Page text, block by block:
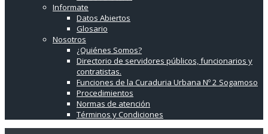
Informate
Datos Abiertos
Glosario
Nosotros
¿Quiénes Somos?
Directorio de servidores públicos, funcionarios y
contratistas.
Funciones de la Curaduria Urbana Nº 2 Sogamoso
Procedimientos
Normas de atención
Términos y Condiciones